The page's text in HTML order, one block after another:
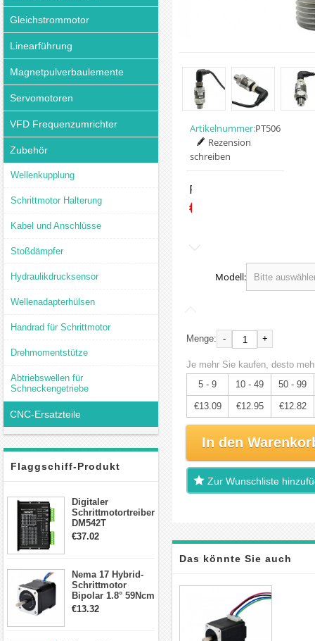
Gleichstrommotor
Linearführung
Magnetpulverbaulemente
Servomotoren
VFD Frequenzumrichter
Zubehör
Wellenkupplung
Schrittmotor Halterung
Kabel und Anschlüsse
Stoßdämpfer
Hydraulikdrucksensor
Wellenadapterhülsen
Handrad für Schrittmotor
Drehmomentstütze
Abtriebswellen für
Schneckengetriebe
CNC-Ersatzteile
Flaggschiff-Produkt
Digitaler
Schrittmotortreiber
DM542T
Schrittmotor
Schrittmotor
€37.02
Nema 17 Hybrid-
Schrittmotor
Bipolar 1.8° 59Ncm
2A 4 Drähte mit 1m
€13.32
Artikelnummer:PT506
Rezension
schreiben
Preis:
€13.78
Modell:
Menge: - +
Je mehr Sie kaufen, desto
5 - 9
10 - 49 50 - 99
€13.09 €12.95 €12.82
In den
Zur Wunschliste
Das könnte Sie auch
interessieren